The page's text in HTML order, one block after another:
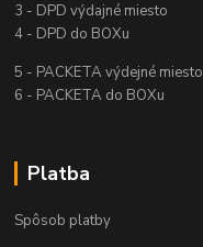
3 - DPD výdajné miesto
4 - DPD do BOXu
5 - PACKETA výdejné miesto
6 - PACKETA do BOXu
Platba
Spôsob platby